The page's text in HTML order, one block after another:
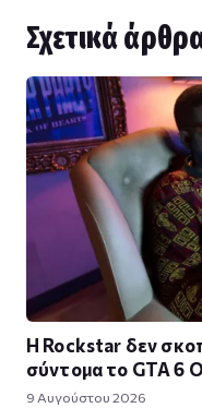
Σχετικά
Η Rockstar δεν
σύντομα το GTA 6
9 Αυγούστου 2026